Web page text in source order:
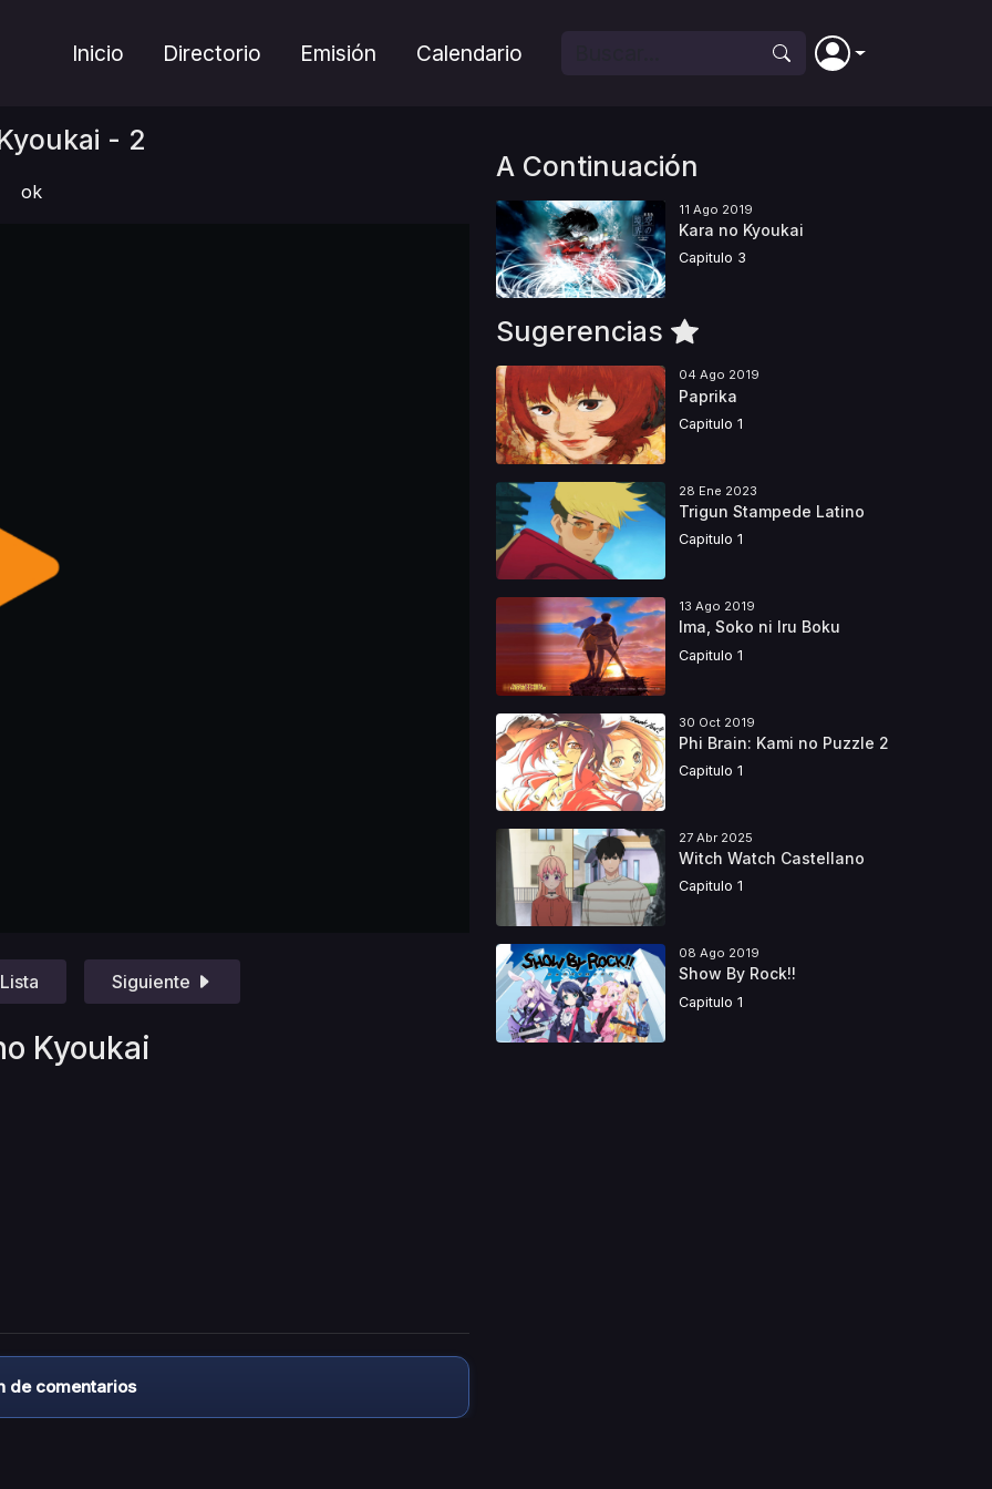
Inicio Directorio Emisión Calendario
- 2
ok
Lista Siguiente
Kyoukai
de comentarios
A Continuación
11 Ago 2019
Kara no Kyoukai
Capitulo 3
Sugerencias
04 Ago 2019
Paprika
Capitulo 1
28 Ene 2023
Trigun Stampede Latino
Capitulo 1
13 Ago 2019
Ima, Soko ni Iru Boku
Capitulo 1
30 Oct 2019
Phi Brain: Kami no Puzzle 2
Capitulo 1
27 Abr 2025
Witch Watch Castellano
Capitulo 1
08 Ago 2019
Show By Rock!!
Capitulo 1